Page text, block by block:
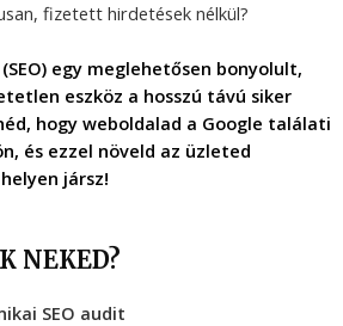
fizetett hirdetések nélkül?
egy meglehetősen bonyolult,
eszköz a hosszú távú siker
hogy weboldalad a Google találati
és ezzel növeld az üzleted
jársz!
NEKED?
SEO audit